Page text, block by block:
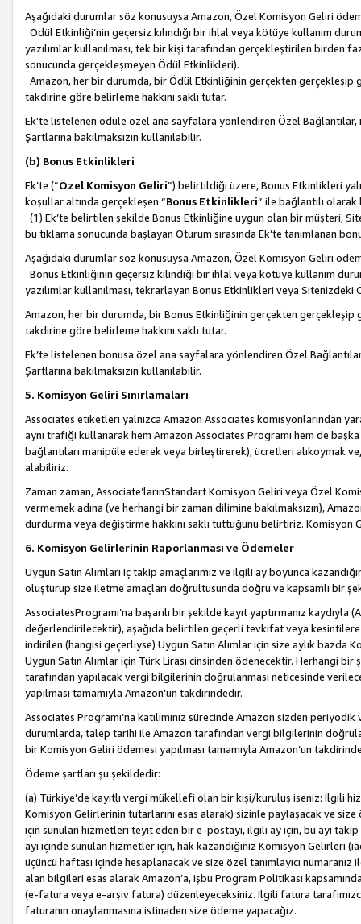
Aşağıdaki durumlar söz konusuysa Amazon, Özel Komisyon Geliri
Ödül Etkinliği’nin geçersiz kılındığı bir ihlal veya kötüye kullanım
yazılımlar kullanılması, tek bir kişi tarafından gerçekleştirilen
sonucunda gerçekleşmeyen Ödül Etkinlikleri).
Amazon, her bir durumda, bir Ödül Etkinliğinin gerçekten gerçekleşip
takdirine göre belirleme hakkını saklı tutar.
Ek’te listelenen ödüle özel ana sayfalara yönlendiren Özel
Şartlarına bakılmaksızın kullanılabilir.
(b) Bonus Etkinlikleri
Ek’te (“Özel Komisyon Geliri”) belirtildiği üzere, Bonus Etkinlikleri
koşullar altında gerçekleşen “Bonus Etkinlikleri” ile bağlantılı olarak
(1) Ek’te belirtilen şekilde Bonus Etkinliğine uygun olan bir müşteri,
bu tıklama sonucunda başlayan Oturum sırasında Ek’te tanımlanan
Aşağıdaki durumlar söz konusuysa Amazon, Özel Komisyon Geliri
Bonus Etkinliğinin geçersiz kılındığı bir ihlal veya kötüye kullanım
yazılımlar kullanılması, tekrarlayan Bonus Etkinlikleri veya
Amazon, her bir durumda, bir Bonus Etkinliğinin gerçekten gerçekleşip
takdirine göre belirleme hakkını saklı tutar.
Ek’te listelenen bonusa özel ana sayfalara yönlendiren Özel
Şartlarına bakılmaksızın kullanılabilir.
5. Komisyon Geliri Sınırlamaları
Associates etiketleri yalnızca Amazon Associates komisyonlarından
aynı trafiği kullanarak hem Amazon Associates Programı hem de
bağlantıları manipüle ederek veya birleştirerek), ücretleri alıkoymak
alabiliriz.
Zaman zaman, Associate’larınStandart Komisyon Geliri veya Özel
vermemek adına (ve herhangi bir zaman dilimine bakılmaksızın),
durdurma veya değiştirme hakkını saklı tuttuğunu belirtiriz. Komisyon
6. Komisyon Gelirlerinin Raporlanması ve Ödemeler
Uygun Satın Alımları iç takip amaçlarımız ve ilgili ay boyunca
oluşturup size iletme amaçları doğrultusunda doğru ve kapsamlı bir
AssociatesProgramı’na başarılı bir şekilde kayıt yaptırmanız
değerlendirilecektir), aşağıda belirtilen geçerli tevkifat veya
indirilen (hangisi geçerliyse) Uygun Satın Alımlar için size aylık
Uygun Satın Alımlar için Türk Lirası cinsinden ödenecektir. Herhangi
tarafından yapılacak vergi bilgilerinin doğrulanması neticesinde
yapılması tamamıyla Amazon’un takdirindedir.
Associates Programı’na katılımınız sürecinde Amazon sizden
durumlarda, talep tarihi ile Amazon tarafından vergi bilgilerinin
bir Komisyon Geliri ödemesi yapılması tamamıyla Amazon’un
Ödeme şartları şu şekildedir:
(a) Türkiye’de kayıtlı vergi mükellefi olan bir kişi/kuruluş iseniz: İlgili
Komisyon Gelirlerinin tutarlarını esas alarak) sizinle paylaşacak ve
için sunulan hizmetleri teyit eden bir e-postayı, ilgili ay için, bu ayı
ayı içinde sunulan hizmetler için, hak kazandığınız Komisyon Gelirleri
üçüncü haftası içinde hesaplanacak ve size özel tanımlayıcı
alan bilgileri esas alarak Amazon’a, işbu Program Politikası
(e-fatura veya e-arşiv fatura) düzenleyeceksiniz. İlgili fatura
faturanın onaylanmasına istinaden size ödeme yapacağız.